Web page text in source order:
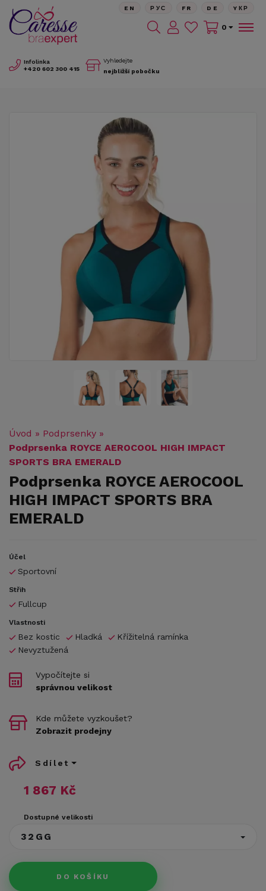
Infolinka
+420 602 300 415
Vyhledejte
nejbližší pobočku
EN РУС FR DE YКР
0
Úvod » Podprsenky »
Podprsenka ROYCE AEROCOOL HIGH IMPACT
SPORTS BRA EMERALD
Podprsenka ROYCE AEROCOOL
HIGH IMPACT SPORTS BRA
EMERALD
Účel
Sportovní
Střih
Fullcup
Vlastnosti
Bez kostic Hladká
Křížitelná ramínka
Nevyztužená
1 867 Kč
Dostupné velikosti
32GG
DO KOŠÍKU
Vypočítejte si
správnou velikost
Kde můžete vyzkoušet?
Zobrazit prodejny
Sdílet